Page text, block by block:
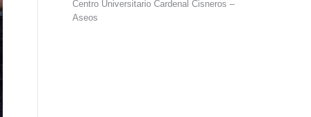
Centro Universitario Cardenal Cisneros –
Aseos